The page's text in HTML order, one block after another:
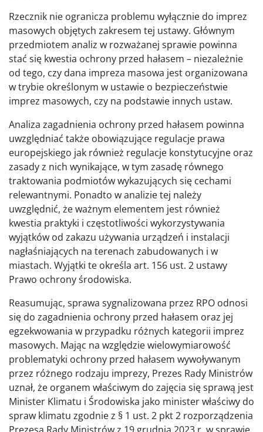
Rzecznik nie ogranicza problemu wyłącznie do imprez
masowych objętych zakresem tej ustawy. Głównym
przedmiotem analiz w rozważanej sprawie powinna
stać się kwestia ochrony przed hałasem – niezależnie
od tego, czy dana impreza masowa jest organizowana
w trybie określonym w ustawie o bezpieczeństwie
imprez masowych, czy na podstawie innych ustaw.
Analiza zagadnienia ochrony przed hałasem powinna
uwzględniać także obowiązujące regulacje prawa
europejskiego jak również regulacje konstytucyjne oraz
zasady z nich wynikające, w tym zasadę równego
traktowania podmiotów wykazujących się cechami
relewantnymi. Ponadto w analizie tej należy
uwzględnić, że ważnym elementem jest również
kwestia praktyki i częstotliwości wykorzystywania
wyjątków od zakazu używania urządzeń i instalacji
nagłaśniających na terenach zabudowanych i w
miastach. Wyjątki te określa art. 156 ust. 2 ustawy
Prawo ochrony środowiska.
Reasumując, sprawa sygnalizowana przez RPO odnosi
się do zagadnienia ochrony przed hałasem oraz jej
egzekwowania w przypadku różnych kategorii imprez
masowych. Mając na względzie wielowymiarowość
problematyki ochrony przed hałasem wywoływanym
przez różnego rodzaju imprezy, Prezes Rady Ministrów
uznał, że organem właściwym do zajęcia się sprawą jest
Minister Klimatu i Środowiska jako minister właściwy do
spraw klimatu zgodnie z § 1 ust. 2 pkt 2 rozporządzenia